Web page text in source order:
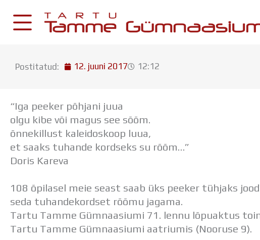
content
Postkast
Drive
Tamme TV
Tamme Leht
Koorilaul
Postitatud: 12. juuni 2017 12:12
“Iga peeker põhjani juua
olgu kibe või magus see sõõm.
õnnekillust kaleidoskoop luua,
et saaks tuhande kordseks su rõõm…”
Doris Kareva
108 õpilasel meie seast saab üks peeker tühjaks
seda tuhandekordset rõõmu jagama.
Tartu Tamme Gümnaasiumi 71. lennu lõpuaktus
Tartu Tamme Gümnaasiumi aatriumis (Nooruse 9).